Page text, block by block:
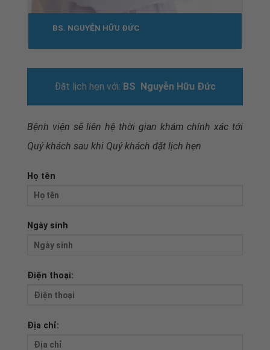
BS. NGUYỄN HỮU ĐỨC
Đặt lịch hẹn với: BS Nguyễn Hữu Đức
Bệnh viện sẽ liên hệ thời gian khám chính xác tới
Quý khách sau khi Quý khách đặt lịch hẹn
Họ tên
Ngày sinh
Điện thoại:
Địa chỉ: